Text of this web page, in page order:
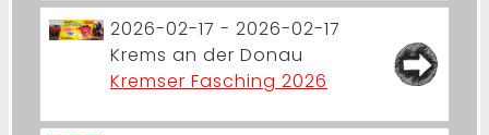
2026-02-17 - 2026-02-17
Krems an der Donau
Kremser Fasching 2026